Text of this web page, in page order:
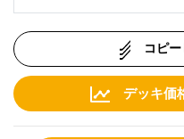
コピ
デッキ価